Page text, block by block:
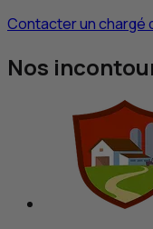
Contacter un chargé
Nos